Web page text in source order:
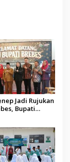
Jadi Rujukan
Bupati